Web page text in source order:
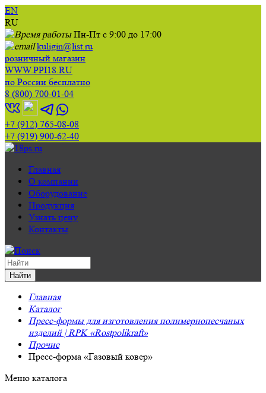
EN
RU
Пн-Пт с 9:00 до 17:00
kuligin@list.ru
розничный магазин
WWW.PPI18.RU
по России бесплатно
8 (800) 700-01-04
+7 (912) 765-08-08
+7 (919) 900-62-40
Главная
О компании
Оборудование
Продукция
Узнать цену
Контакты
Главная
Каталог
Пресс-формы для изготовления полимернопесчаных
изделий | RPK «Rostpolikraft»
Прочие
Пресс-форма «Газовый ковер»
Меню каталога